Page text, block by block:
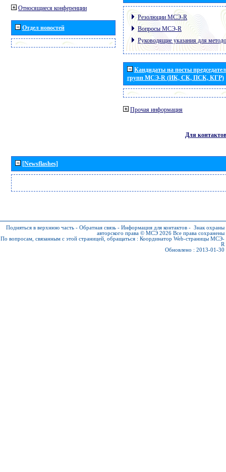
Относящиеся конференции
Отдел новостей
Резолюции МСЭ-R
Вопросы МСЭ-R
Руководящие указания для
Кандидаты на посты
групп МСЭ-R (ИК, СК, ПСК, КГР)
Прочая информация
Для контактов
[Newsflashes]
Подняться в верхнюю часть - Обратная связь - Информация для контактов - Знак охраны
авторского права © МСЭ 2026 Все права сохранены
По вопросам, связанным с этой страницей, обращаться : Координатор Web-страницы МСЭ-
R
Обновлено : 2013-01-30